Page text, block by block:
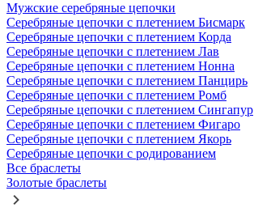
Мужские серебряные цепочки
Серебряные цепочки с плетением Бисмарк
Серебряные цепочки с плетением Корда
Серебряные цепочки с плетением Лав
Серебряные цепочки с плетением Нонна
Серебряные цепочки с плетением Панцирь
Серебряные цепочки с плетением Ромб
Серебряные цепочки с плетением Сингапур
Серебряные цепочки с плетением Фигаро
Серебряные цепочки с плетением Якорь
Серебряные цепочки с родированием
Все браслеты
Золотые браслеты